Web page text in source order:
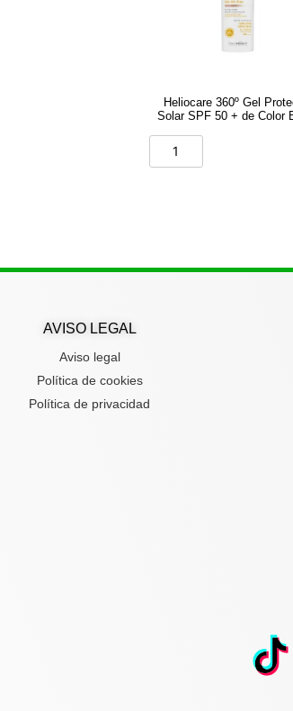
Heliocare 360º Gel
Solar SPF 50 + de Color
AVISO LEGAL
Aviso legal
Política de cookies
Política de privacidad